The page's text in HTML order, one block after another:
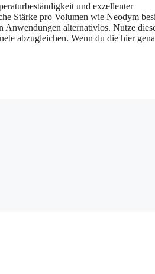
und exzellenter
Stärke pro Volumen wie Neodym
Anwendungen alternativlos. Nutze
abzugleichen. Wenn du die hier